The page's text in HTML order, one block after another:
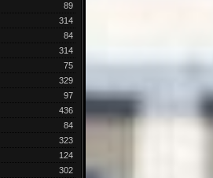
89
314
84
314
75
329
97
436
84
323
124
302